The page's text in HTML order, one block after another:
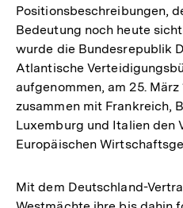
Positionsbeschreibungen,
Bedeutung noch heute
wurde die Bundesrepublik
Atlantische
aufgenommen, am 25.
zusammen mit Frankreich,
Luxemburg und Italien den
Europäischen
Mit dem Deutschland-